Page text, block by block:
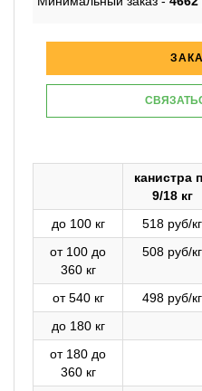
канистра
9/18 кг
до 100 кг
518 руб/кг
от 100 до
360 кг
508 руб/кг
от 540 кг
498 руб/кг
до 180 кг
от 180 до
360 кг